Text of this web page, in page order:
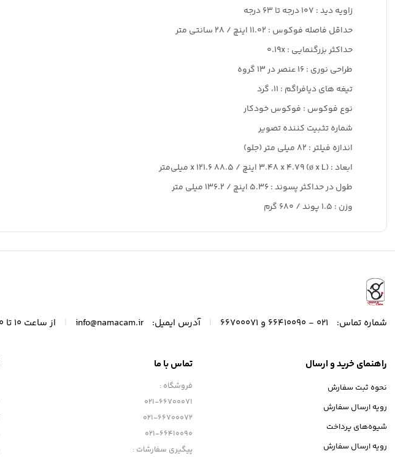
زاویه دید : 107 درجه تا 63 درجه
حداقل فاصله فوکوس‌ : 11.02 اینچ / 28 سانتی متر
حداکثر بزرگنمایی : 0.19x
طراحی نوری : 16 عنصر در 13 گروه
تیغه های دیافراگم : 11، گرد
نوع فوکوس : فوکوس خودکار
شماره تثبیت کننده تصویر
اندازه فیلتر : 82 میلی متر (جلو)
ابعاد : (ø x L) 3.48 x 4.79 اینچ / 88.5 x 121.6 میلی‌متر
طول در حداکثر پسوند : 5.36 اینچ / 136.2 میلی متر
وزن : 1.5 پوند / 680 گرم
شماره تماس: 021 - 66410090 و 66700071 آدرس ایمیل: info@namacam.ir از ساعت 10 تا 20 پاسخگوی شما عزیزان هستیم
راهنمای خرید و ارسال
نحوه ثبت سفارش
رویه ارسال سفارش
شیوه‌های پرداخت
رویه ارسال سفارش
تماس با ما
فروشگاه :
021-66700071
021-66700072
021-66410090
پیگیری سفارشات :